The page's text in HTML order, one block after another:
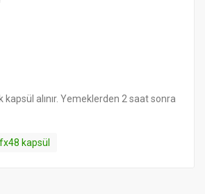
kapsül alınır. Yemeklerden 2 saat sonra
fx48 kapsül